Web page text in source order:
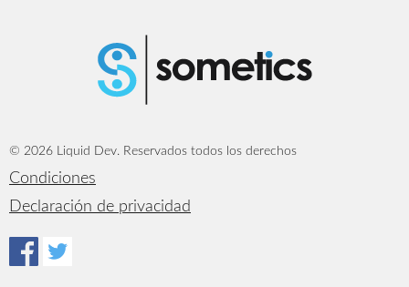
© 2026 Liquid Dev. Reservados todos los derechos
Condiciones
Declaración de privacidad